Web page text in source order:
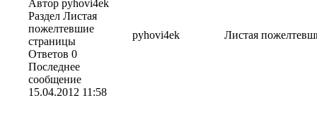
Автор pyhovi4ek
Раздел Листая
пожелтевшие
страницы
Ответов 0
Последнее
сообщение
15.04.2012 11:58
pyhovi4ek Листая